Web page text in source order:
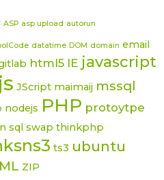
ASP asp upload autorun
datatime DOM domain email
html5 IE javascript
js JScript maimaij mssql
nodejs PHP protoytpe
sql swap thinkphp
ts3 ubuntu
ZIP